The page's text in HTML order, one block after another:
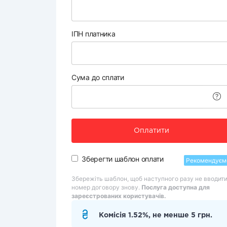
ІПН платника
Сума до сплати
Оплатити
Зберегти шаблон оплати
Збережіть шаблон, щоб наступного разу не вводити
номер договору знову. Послуга доступна для
зареєстрованих користувачів.
Комісія 1.52%, не менше 5 грн.